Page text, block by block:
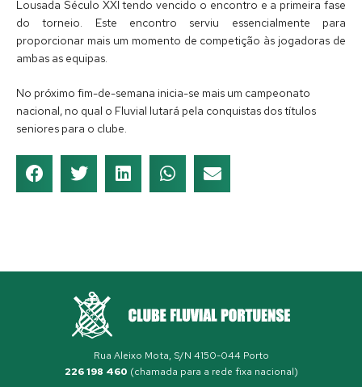
Lousada Século XXI tendo vencido o encontro e a primeira fase
do torneio. Este encontro serviu essencialmente para
proporcionar mais um momento de competição às jogadoras de
ambas as equipas.
No próximo fim-de-semana inicia-se mais um campeonato
nacional, no qual o Fluvial lutará pela conquistas dos títulos
seniores para o clube.
Rua Aleixo Mota, S/N 4150-044 Porto
226 198 460 (chamada para a rede fixa nacional)